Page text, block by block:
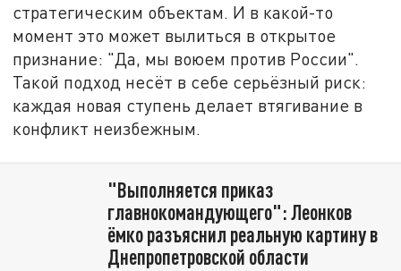
стратегическим объектам. И в какой-то
момент это может вылиться в открытое
признание: "Да, мы воюем против России".
Такой подход несёт в себе серьёзный риск:
каждая новая ступень делает втягивание в
конфликт неизбежным.
"Выполняется приказ
главнокомандующего": Леонков
ёмко разъяснил реальную картину в
Днепропетровской области